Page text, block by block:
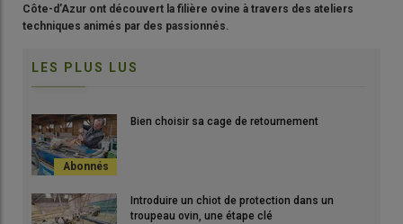
Côte-d’Azur ont découvert la filière ovine à travers des ateliers
techniques animés par des passionnés.
LES PLUS LUS
Bien choisir sa cage de retournement
Introduire un chiot de protection dans un
troupeau ovin, une étape clé